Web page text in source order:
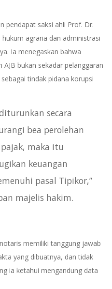
pendapat saksi ahli Prof. Dr.
agraria dan administrasi
Ia menegaskan bahwa
bukan sekadar pelanggaran
tindak pidana korupsi
secara
bea perolehan
maka itu
keuangan
pasal Tipikor,”
majelis hakim.
memiliki tanggung jawab
yang dibuatnya, dan tidak
ia ketahui mengandung data